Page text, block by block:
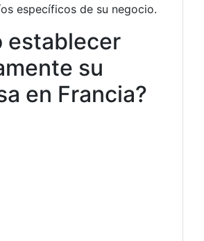
específicos de su negocio.
establecer
su
en Francia?